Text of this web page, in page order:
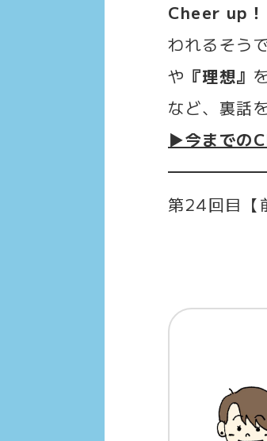
Cheer up！
われるそう
や 『理想』
など、裏話
▶今までの
第24回目【